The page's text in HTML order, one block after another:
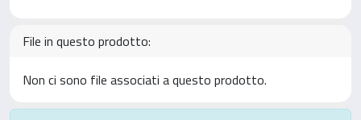
File in questo prodotto:
Non ci sono file associati a questo prodotto.